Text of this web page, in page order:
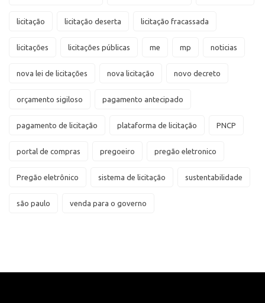
licitação licitação deserta licitação fracassada
licitações licitações públicas me mp noticias
nova lei de licitações nova licitação novo decreto
orçamento sigiloso pagamento antecipado
pagamento de licitação plataforma de licitação PNCP
portal de compras pregoeiro pregão eletronico
Pregão eletrônico sistema de licitação sustentabilidade
são paulo venda para o governo